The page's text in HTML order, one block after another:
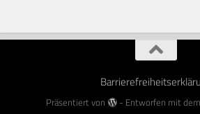
Präsentiert von - Entworfen mit dem